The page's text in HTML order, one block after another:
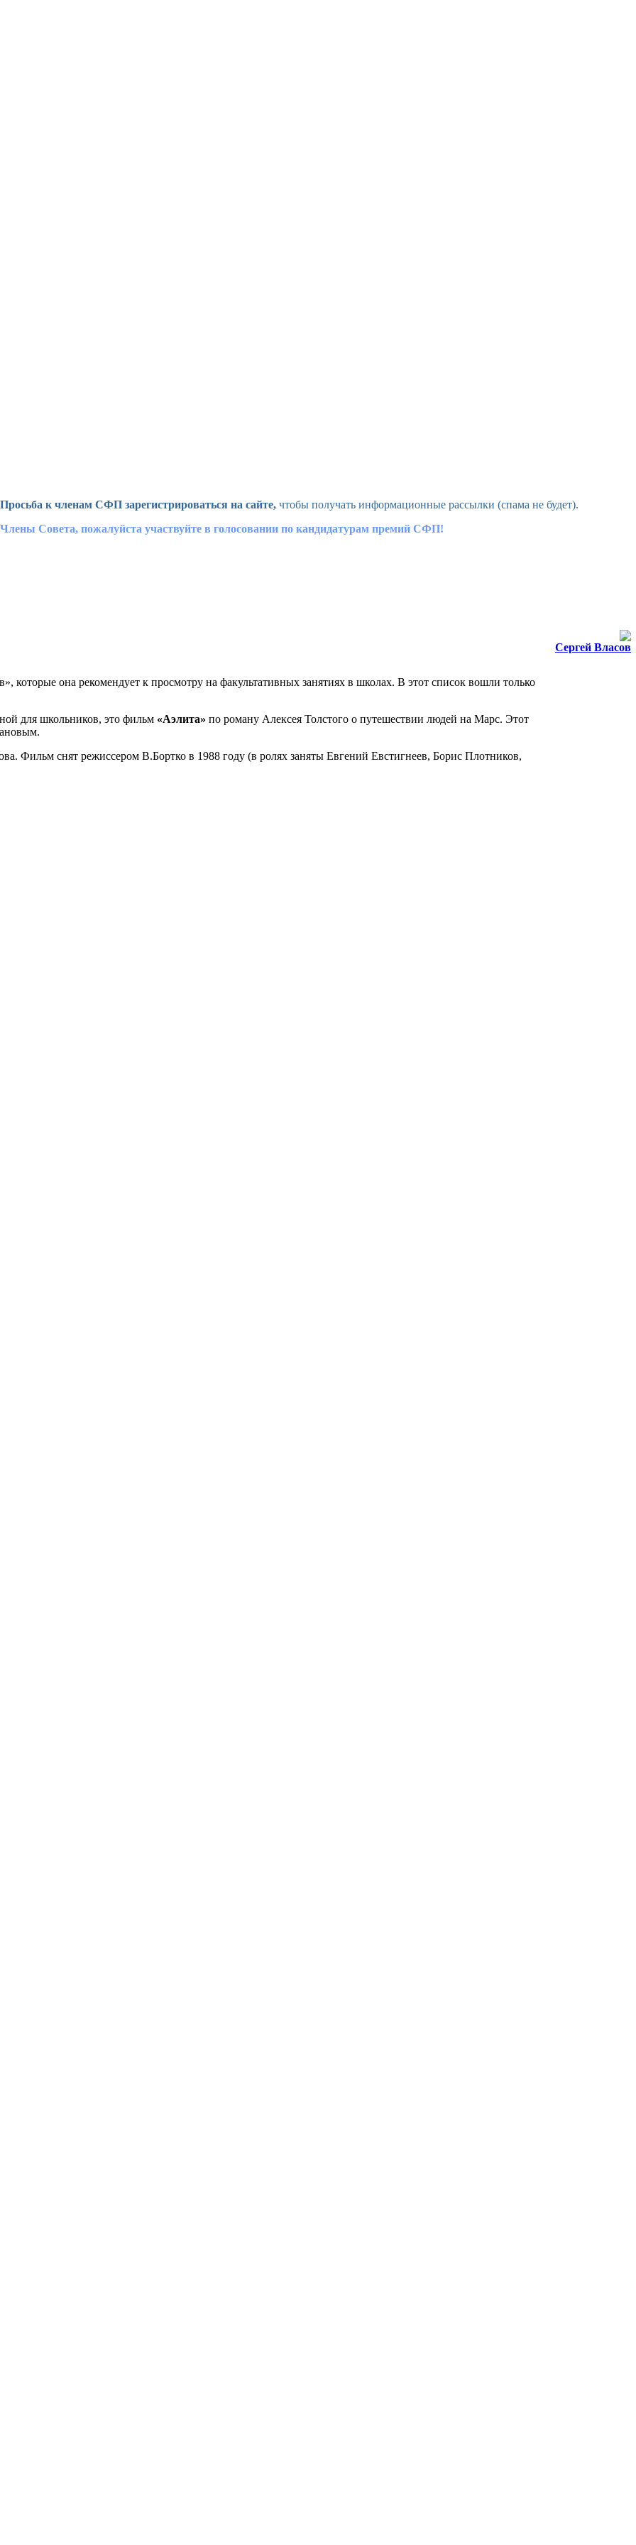
Просьба к членам СФП зарегистрироваться на сайте, чтобы получать информационные рассылки (спама не будет).
Члены Совета, пожалуйста участвуйте в голосовании по кандидатурам премий СФП!
Сергей Власов
которые она рекомендует к просмотру на факультативных занятиях в школах. В этот список вошли только
для школьников, это фильм «Аэлита» по роману Алексея Толстого о путешествии людей на Марс. Этот
Фильм снят режиссером В.Бортко в 1988 году (в ролях заняты Евгений Евстигнеев, Борис Плотников,